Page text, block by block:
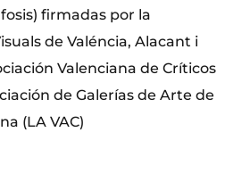
firmadas por la
de Valéncia, Alacant i
Valenciana de Críticos
de Galerías de Arte de
(LA VAC)